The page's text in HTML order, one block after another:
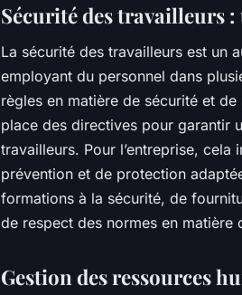
Sécurité des travailleurs
La sécurité des travailleurs est un
employant du personnel dans
règles en matière de sécurité et
place des directives pour garantir
travailleurs. Pour l’entreprise,
prévention et de protection
formations à la sécurité, de
de respect des normes en matière
Gestion des ressources